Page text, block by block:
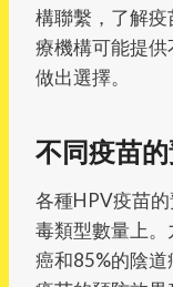
構聯繫，了解
療機構可能提
做出選擇。
不同疫苗
各種HPV疫苗
毒類型數量上
癌和85%的陰